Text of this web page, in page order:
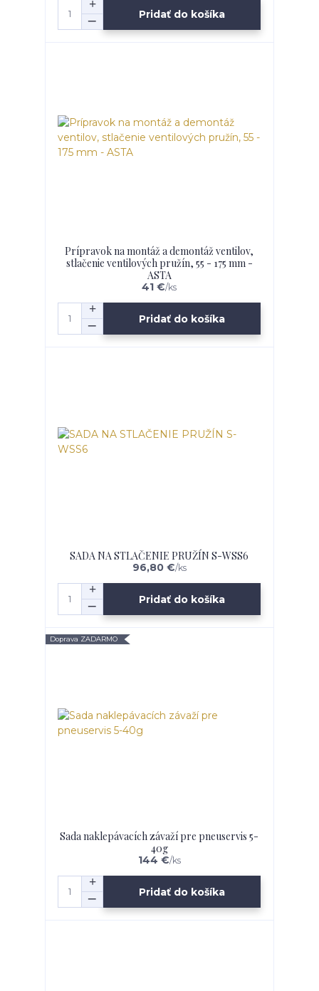
Pridať do košíka
Prípravok na montáž a demontáž ventilov,
stlačenie ventilových pružín, 55 - 175 mm -
ASTA
41 €/ks
Pridať do košíka
SADA NA STLAČENIE PRUŽÍN S-WSS6
96,80 €/ks
Pridať do košíka
Doprava ZADARMO
Sada naklepávacích závaží pre pneuservis 5-
40g
144 €/ks
Pridať do košíka